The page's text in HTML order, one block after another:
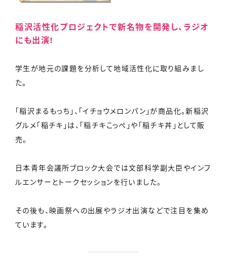
稲沢活性化プロジェクトで新名物を開発し、ラジオ
にも出演!
学生が地元の課題を分析して地域活性化に取り組みまし
た。
「稲沢まるもっち」、「イチョウメロンパン」が商品化。新稲沢
グルメ「稲チキ」は、「稲チキこっぺ」や「稲チキ丼」として販
売。
日本青年会議所ブロック大会では文部科学副大臣やインフ
ルエンサーとトークセッションを行いました。
その後も、映画祭への出展やラジオ出演などで注目を集め
ています。